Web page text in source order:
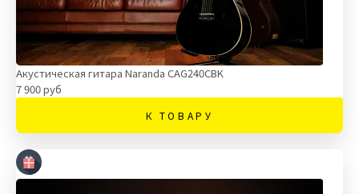
Акустическая гитара Naranda CAG240CBK
7 900 руб
К ТОВАРУ